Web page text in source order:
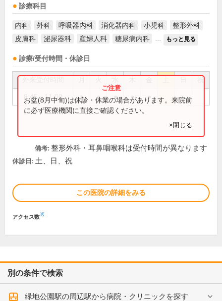
診療科目
内科 外科 呼吸器内科 消化器内科 小児科
整形外科
皮膚科
泌尿器科 産婦人科 糖尿病内科 もっと見る
診療/受付時間・休診日
祝
8:45～11:00 ● ● ● ● ●
お盆(8月中旬)は休診・休業の場合があります。来院前
に必ず医療機関に直接ご確認ください。
×閉じる
備考: 整形外科・耳鼻咽喉科は受付時間が異なります
休診日: 土、日、祝
この医院の詳細をみる
アクセス数※
別の条件で検索
緑地公園駅の周辺駅から病院・クリニックを探す